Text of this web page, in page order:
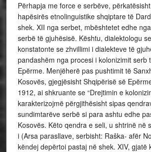
Përhapja me force e serbëve,
hapësirës etnolinguistike shqiptare të
shek. XII nga serbet, mbështetet edhe
serbë të gjuhësisë. Kështu, dialektologu
konstatonte se zhvillimi i dialekteve të
pandashëm nga procesi i kolonizimit serb
Epërme. Menjëherë pas pushtimit të
Kosovës, gjegjësisht Shqipërisë së
1912, ai shkruante se “Drejtimin e
karakterizojmë përgjithësisht sipas
sundimtarëve serbë si para ashtu edhe
Kosovës. Këto qendra e seli, u shtrinë në
i (Arsa parasllave, serbisht: Raška- afër
këndej depërtoi pastaj në shek. XIV, gjatë